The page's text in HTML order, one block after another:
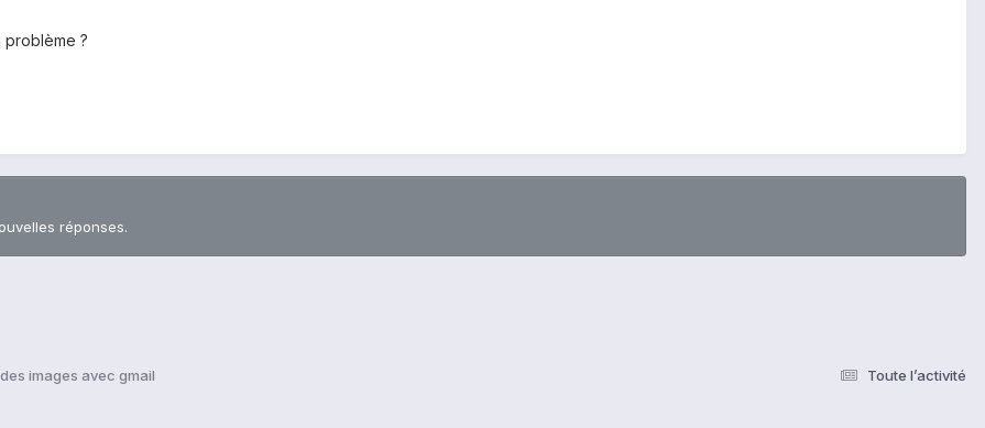
?
réponses.
Toute l’activité
images avec gmail